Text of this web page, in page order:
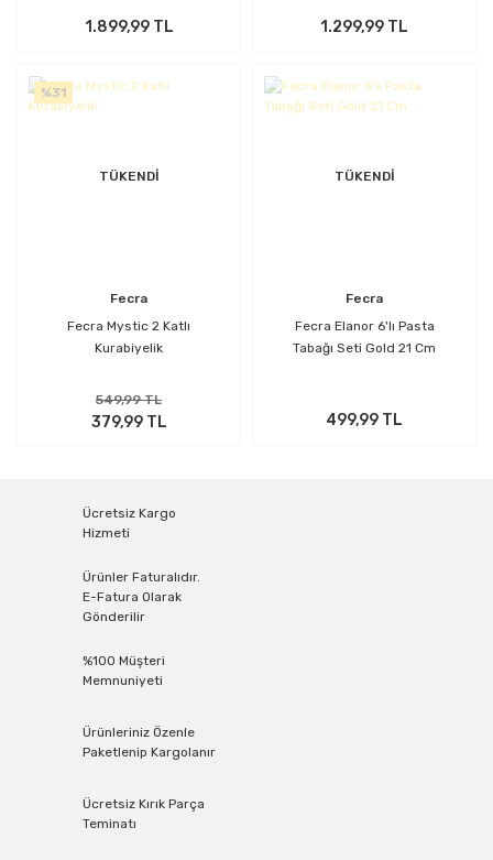
1.899,99 TL 1.299,99 TL
%31
TÜKENDİ
Fecra
Fecra Mystic 2 Katlı
Kurabiyelik
549,99 TL
379,99 TL
TÜKENDİ
Fecra
Fecra Elanor 6'lı Pasta
Tabağı Seti Gold 21 Cm
499,99 TL
Ücretsiz Kargo
Hizmeti
Ürünler Faturalıdır.
E-Fatura Olarak
Gönderilir
%100 Müşteri
Memnuniyeti
Ürünleriniz Özenle
Paketlenip Kargolanır
Ücretsiz Kırık Parça
Teminatı